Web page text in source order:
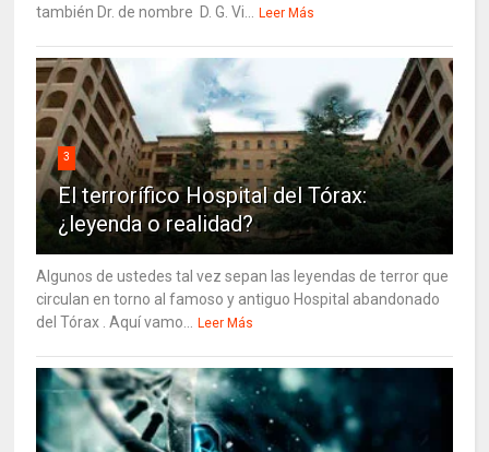
también Dr. de nombre D. G. Vi... Leer Más
3
El terrorífico Hospital del Tórax:
¿leyenda o realidad?
Algunos de ustedes tal vez sepan las leyendas de terror que
circulan en torno al famoso y antiguo Hospital abandonado
del Tórax . Aquí vamo... Leer Más